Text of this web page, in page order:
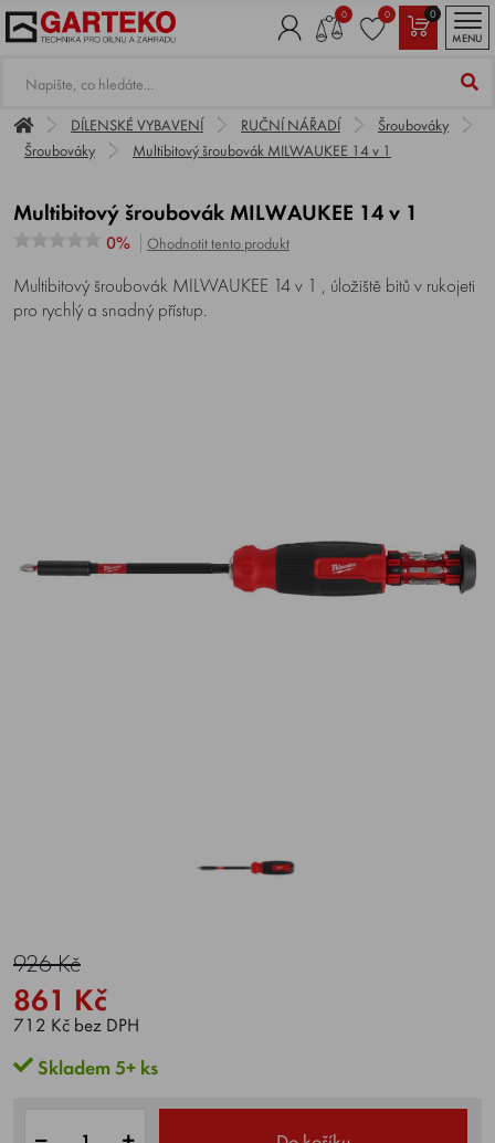
0 0
0
MENU
DÍLENSKÉ VYBAVENÍ RUČNÍ NÁŘADÍ
Šroubováky
Šroubováky
Multibitový šroubovák MILWAUKEE 14 v 1
Multibitový šroubovák MILWAUKEE 14 v 1
0% Ohodnotit tento produkt
Multibitový šroubovák MILWAUKEE 14 v 1 , úložiště bitů v rukojeti
pro rychlý a snadný přístup.
926 Kč
861 Kč
712 Kč bez DPH
Skladem 5+ ks